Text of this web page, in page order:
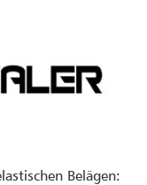
Belägen: